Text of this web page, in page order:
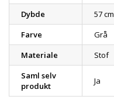
Dybde
57 cm
Farve
Grå
Materiale
Stof
Saml selv
produkt
Ja